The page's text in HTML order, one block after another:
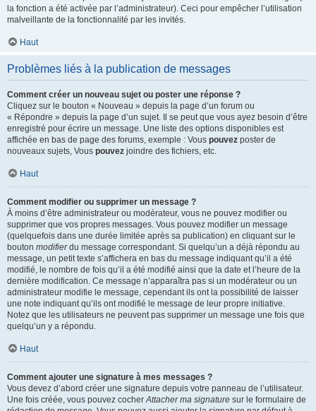
la fonction a été activée par l’administrateur). Ceci pour empêcher l’utilisation
malveillante de la fonctionnalité par les invités.
Haut
Problèmes liés à la publication de messages
Comment créer un nouveau sujet ou poster une réponse ?
Cliquez sur le bouton « Nouveau » depuis la page d’un forum ou
« Répondre » depuis la page d’un sujet. Il se peut que vous ayez besoin d’être
enregistré pour écrire un message. Une liste des options disponibles est
affichée en bas de page des forums, exemple : Vous pouvez poster de
nouveaux sujets, Vous pouvez joindre des fichiers, etc.
Haut
Comment modifier ou supprimer un message ?
À moins d’être administrateur ou modérateur, vous ne pouvez modifier ou
supprimer que vos propres messages. Vous pouvez modifier un message
(quelquefois dans une durée limitée après sa publication) en cliquant sur le
bouton modifierdu message correspondant. Si quelqu’un a déjà répondu au
message, un petit texte s’affichera en bas du message indiquant qu’il a été
modifié, le nombre de fois qu’il a été modifié ainsi que la date et l’heure de la
dernière modification. Ce message n’apparaîtra pas si un modérateur ou un
administrateur modifie le message, cependant ils ont la possibilité de laisser
une note indiquant qu’ils ont modifié le message de leur propre initiative.
Notez que les utilisateurs ne peuvent pas supprimer un message une fois que
quelqu’un y a répondu.
Haut
Comment ajouter une signature à mes messages ?
Vous devez d’abord créer une signature depuis votre panneau de l’utilisateur.
Une fois créée, vous pouvez cocherAttacher ma signature sur le formulaire de